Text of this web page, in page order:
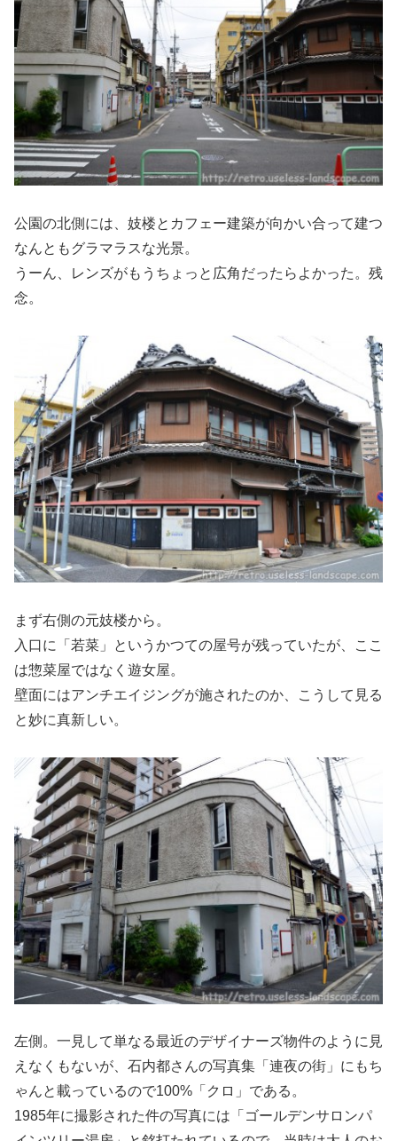
公園の北側には、妓楼とカフェー建築が向かい合って建つ
なんともグラマラスな光景。
うーん、レンズがもうちょっと広角だったらよかった。残
念。
まず右側の元妓楼から。
入口に「若菜」というかつての屋号が残っていたが、ここ
は惣菜屋ではなく遊女屋。
壁面にはアンチエイジングが施されたのか、こうして見る
と妙に真新しい。
左側。一見して単なる最近のデザイナーズ物件のように見
えなくもないが、石内都さんの写真集「連夜の街」にもち
ゃんと載っているので100%「クロ」である。
1985年に撮影された件の写真には「ゴールデンサロンパ